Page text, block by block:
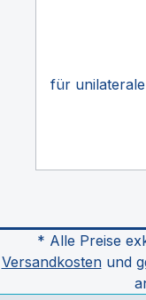
für
* Alle Preise
Versandkostenund